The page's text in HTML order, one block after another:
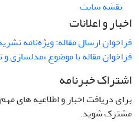
نقشه سایت
اخبار و اعلانات
فراخوان ارسال مقاله: ویژه‌نامه
فراخوان مقاله با موضوع «مدلسازی
اشتراک خبرنامه
برای دریافت اخبار و اطلاعیه های
مشترک شوید.